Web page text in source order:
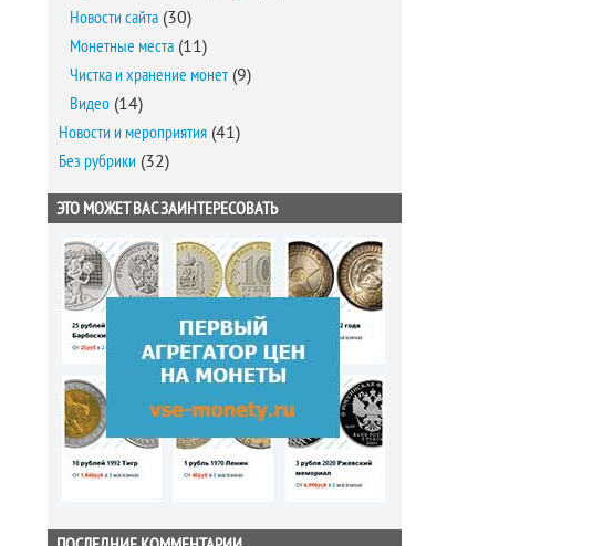
Новости сайта (30)
Монетные места (11)
Чистка и хранение монет(9)
Видео (14)
Новости и мероприятия (41)
Без рубрики (32)
ЭТО МОЖЕТ ВАС ЗАИНТЕРЕСОВАТЬ